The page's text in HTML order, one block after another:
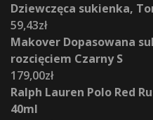
Dziewczęca sukienka,
59,43zł
Makover Dopasowana
rozcięciem Czarny S
179,00zł
Ralph Lauren Polo Red
40ml